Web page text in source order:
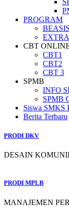
PROGRAM
EXTRA
CBT
CBT1
CBT2
CBT 3
SPMB
INFO
SPMB
Siswa SMKS
Berita Terbaru
PRODI DKV
DESAIN
PRODI MPLB
MANAJEMEN